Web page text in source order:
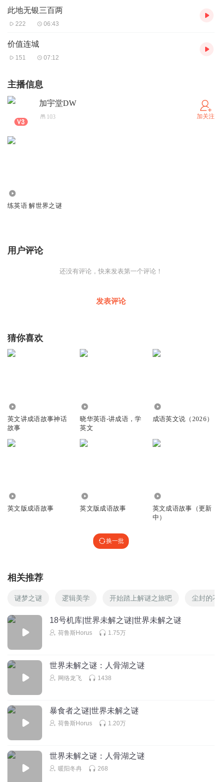
此地无银三百两
222 06:43
价值连城
151 07:12
主播信息
加宇堂DW
103 加关注
练英语 解世界之谜
用户评论
还没有评论，快来发表第一个评论！
发表评论
猜你喜欢
英文讲成语故事神话
故事
晓华英语-讲成语，学
英文
成语英文说（2026）
英文版成语故事 英文版成语故事
英文成语故事（更新
中）
换一批
相关推荐
谜梦之谜 逻辑美学 开始踏上解谜之旅吧 尘封的不
18号机库|世界未解之谜|世界未解之谜
荷鲁斯Horus 1.75万
世界未解之谜：人骨湖之谜
网络龙飞 1438
暴食者之谜|世界未解之谜
荷鲁斯Horus 1.20万
世界未解之谜：人骨湖之谜
暖阳冬冉 268